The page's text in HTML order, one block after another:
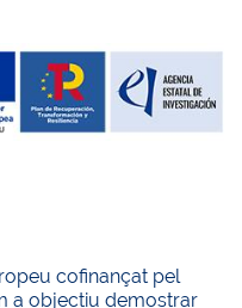
cofinançat pel
a objectiu demostrar